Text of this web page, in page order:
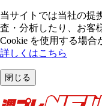
当サイトでは当社の提
査・分析したり、お客
Cookie を使⽤する場合
詳しくはこちら
閉じる